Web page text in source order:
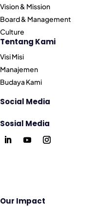
Vision & Mission
Board & Management
Culture
Tentang Kami
Visi Misi
Manajemen
Budaya Kami
Social Media
Sosial Media
Our Impact